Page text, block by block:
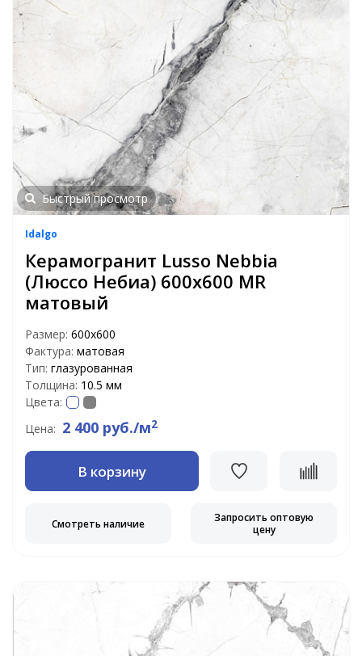
Быстрый просмотр
Idalgo
Керамогранит Lusso Nebbia
(Люссо Небиа) 600х600 MR
матовый
Размер: 600х600
Фактура: матовая
Тип: глазурованная
Толщина: 10.5 мм
Цвета:
Цена: 2 400 руб./м2
В корзину
Смотреть наличие
Запросить оптовую
цену